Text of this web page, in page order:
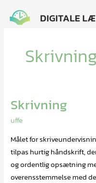
Skrivning
uffe
Målet for
tilpas hurtig håndskrift,
og ordentlig opsætning
overensstemmelse med
Skrivning